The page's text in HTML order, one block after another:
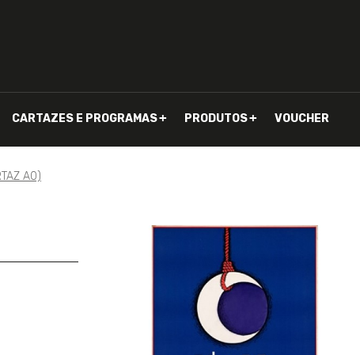
CARTAZES E PROGRAMAS PRODUTOS VOUCHER
A0)